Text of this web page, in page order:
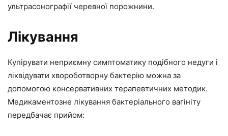
ультрасонографії черевної порожнини.
Лікування
Купірувати неприємну симптоматику подібного недуги і
ліквідувати хвороботворну бактерію можна за
допомогою консервативних терапевтичних методик.
Медикаментозне лікування бактеріального вагініту
передбачає прийом: